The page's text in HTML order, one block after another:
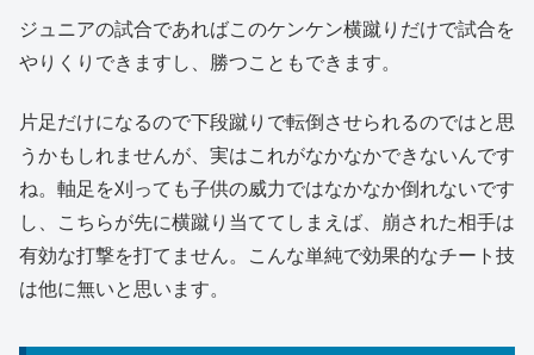
ジュニアの試合であればこのケンケン横蹴りだけで試合を
やりくりできますし、勝つこともできます。
片足だけになるので下段蹴りで転倒させられるのではと思
うかもしれませんが、実はこれがなかなかできないんです
ね。軸足を刈っても子供の威力ではなかなか倒れないです
し、こちらが先に横蹴り当ててしまえば、崩された相手は
有効な打撃を打てません。こんな単純で効果的なチート技
は他に無いと思います。